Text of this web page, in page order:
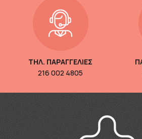
ΤΗΛ. ΠΑΡΑΓΓΕΛΙΕΣ
216 002 4805